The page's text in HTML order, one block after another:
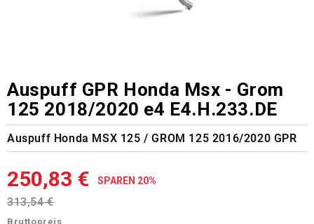
Auspuff GPR Honda Msx - Grom
125 2018/2020 e4 E4.H.233.DE
Auspuff Honda MSX 125 / GROM 125 2016/2020 GPR
250,83 € SPAREN 20%
313,54 €
Bruttopreis